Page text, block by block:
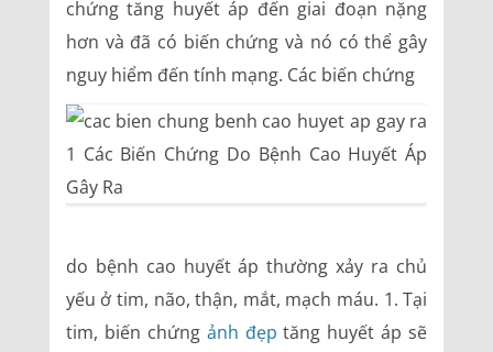
chứng tăng huyết áp đến giai đoạn nặng
hơn và đã có biến chứng và nó có thể gây
nguy hiểm đến tính mạng. Các biến chứng
do bệnh cao huyết áp thường xảy ra chủ
yếu ở tim, não, thận, mắt, mạch máu. 1. Tại
tim, biến chứng ảnh đẹp tăng huyết áp sẽ